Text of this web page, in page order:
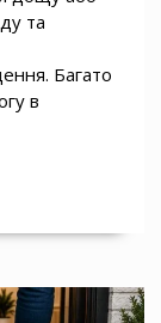
та
Багато
в